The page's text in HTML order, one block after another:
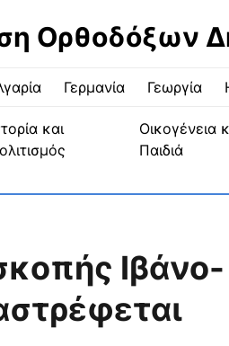
Ορθοδόξων
Γερμανία Γεωργία
και
Οικογένεια
Παιδιά
Ιβάνο-